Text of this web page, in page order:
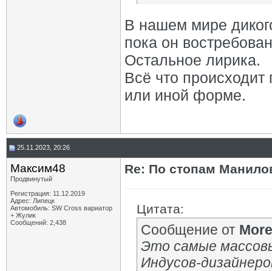
В нашем мире
пока он
Остальное лирика.
Всё что происходит
или иной форме.
25.11.2023, 20:26
Максим48
Продвинутый
Регистрация: 11.12.2019
Адрес: Липецк
Автомобиль: SW Cross вариатор
+ Жулик
Сообщений: 2,438
Re: По стопам
Цитата:
Сообщение от More
Это самые
Индусов-